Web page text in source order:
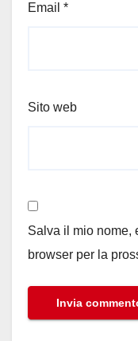
Email *
Sito web
Salva il mio nome,
browser per la